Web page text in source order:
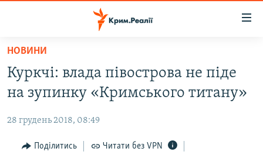
Перейти
основного
матеріалу
Перейти
до
навігації
ВОДА.КРИМ
ВІДЕО ТА ФОТО
ПОЛІТИКА
БЛОГИ
НОВИНИ
Куркчі: влада півострова не піде
на зупинку «Кримського титану»
28 грудень 2018, 08:49
Поділитись Читати без VPN